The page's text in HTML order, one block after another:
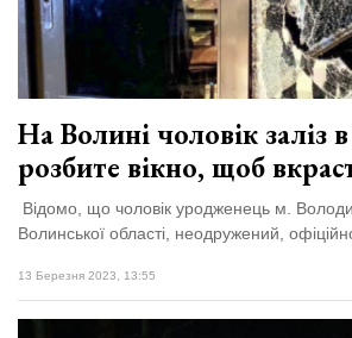
залишив у
Луцьку
три...
27 Липня 2026
755 переглядів
Персона
Лайф
ZONE 18+
На Волині чоловік заліз
розбите вікно, щоб
Відомо, що чоловік уродженець м.
Волинської області, неодружений,
13 Березня 2023, 13:55